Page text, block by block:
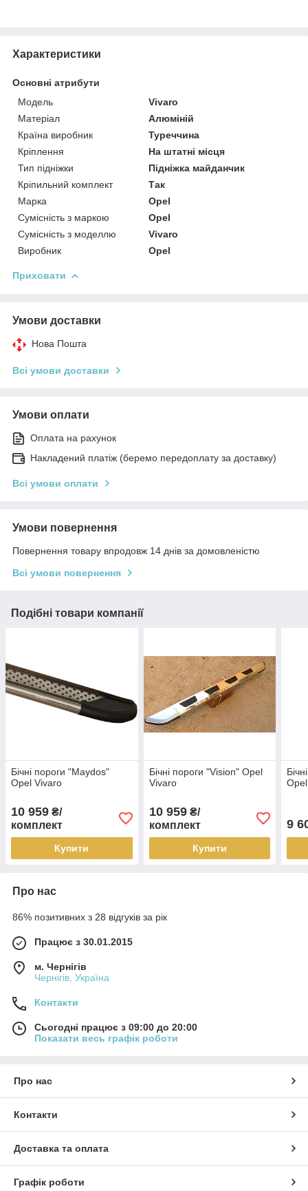
Характеристики
Основні атрибути
Модель
Vivaro
Матеріал
Алюміній
Країна виробник
Туреччина
Кріплення
На штатні місця
Тип підніжки
Підніжка майданчик
Кріпильний комплект
Так
Марка
Opel
Сумісність з маркою
Opel
Сумісність з моделлю
Vivaro
Виробник
Opel
Приховати
Умови доставки
Нова Пошта
Всі умови доставки
Умови оплати
Оплата на рахунок
Накладений платіж (беремо передоплату за доставку)
Всі умови оплати
Умови повернення
Повернення товару впродовж 14 днів за домовленістю
Всі умови повернення
Подібні товари компанії
Бічні пороги "Maydos"
Opel Vivaro
10 959 ₴/
комплект
Купити
Бічні пороги "Vision" Opel
Vivaro
10 959₴/
комплект
Купити
9
Про нас
86% позитивних з 28 відгуків за рік
Працює з 30.01.2015
м. Чернігів
Чернігів, Україна
Контакти
Сьогодні працює з 09:00 до 20:00
Показати весь графік роботи
Про нас
Контакти
Доставка та оплата
Графік роботи